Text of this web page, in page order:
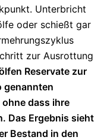
Unterbricht
oder schießt gar
zur Ausrottung
Reservate zur
genannten
dass ihre
Das Ergebnis sieht
Bestand in den